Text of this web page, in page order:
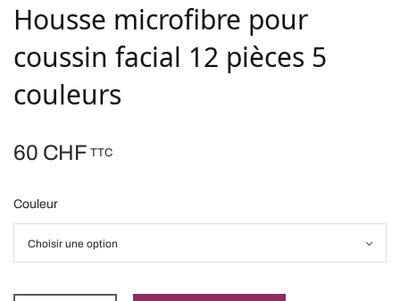
Housse microfibre pour
coussin facial 12 pièces 5
couleurs
60 CHF TTC
Couleur